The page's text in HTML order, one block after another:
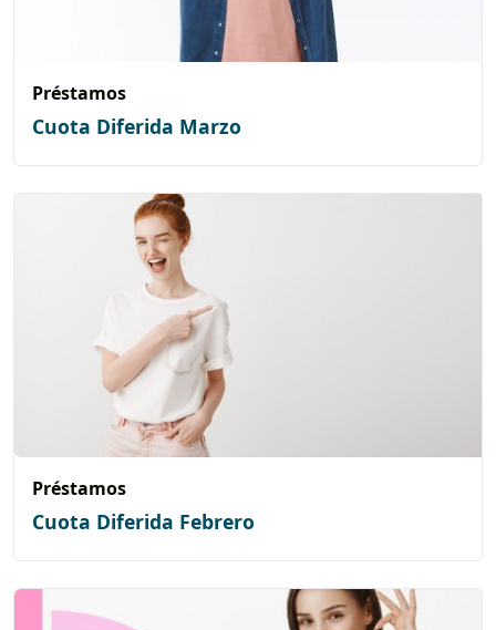
Préstamos
Cuota Diferida Marzo
Préstamos
Cuota Diferida Febrero